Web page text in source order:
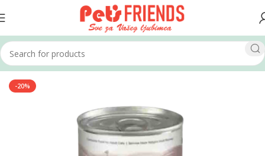
Home Mačke Hrana za mačke Vlažna hrana
-20%